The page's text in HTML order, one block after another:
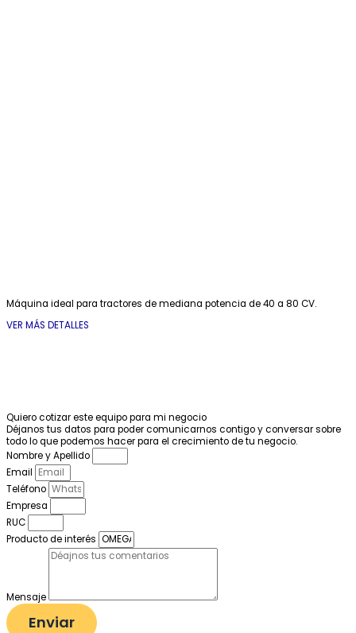
Máquina ideal para tractores de mediana potencia de 40 a 80 CV.
VER MÁS DETALLES
Quiero cotizar este equipo para mi negocio
Déjanos tus datos para poder comunicarnos contigo y conversar sobre
todo lo que podemos hacer para el crecimiento de tu negocio.
Nombre y Apellido
Email
Teléfono
Empresa
RUC
Producto de interés
Mensaje
Enviar